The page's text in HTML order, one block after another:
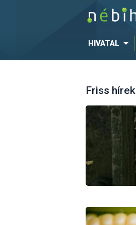
HIVATAL
Friss hírek